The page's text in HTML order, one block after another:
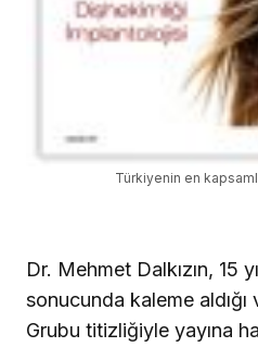
Türkiyenin en
Dr. Mehmet Dalkızın, 15
sonucunda kaleme aldığı
Grubu titizliğiyle yayına